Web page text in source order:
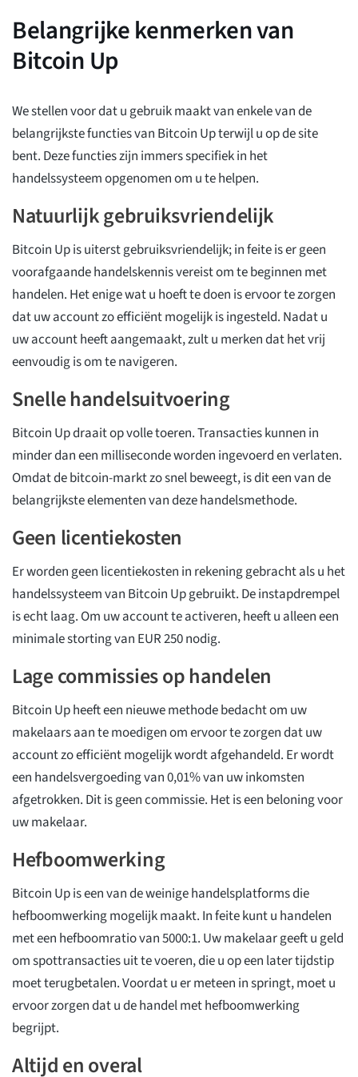
Belangrijke kenmerken van
Bitcoin Up
We stellen voor dat u gebruik maakt van enkele van de
belangrijkste functies van Bitcoin Up terwijl u op de site
bent. Deze functies zijn immers specifiek in het
handelssysteem opgenomen om u te helpen.
Natuurlijk gebruiksvriendelijk
Bitcoin Up is uiterst gebruiksvriendelijk; in feite is er geen
voorafgaande handelskennis vereist om te beginnen met
handelen. Het enige wat u hoeft te doen is ervoor te zorgen
dat uw account zo efficiënt mogelijk is ingesteld. Nadat u
uw account heeft aangemaakt, zult u merken dat het vrij
eenvoudig is om te navigeren.
Snelle handelsuitvoering
Bitcoin Up draait op volle toeren. Transacties kunnen in
minder dan een milliseconde worden ingevoerd en verlaten.
Omdat de bitcoin-markt zo snel beweegt, is dit een van de
belangrijkste elementen van deze handelsmethode.
Geen licentiekosten
Er worden geen licentiekosten in rekening gebracht als u het
handelssysteem van Bitcoin Up gebruikt. De instapdrempel
is echt laag. Om uw account te activeren, heeft u alleen een
minimale storting van EUR 250 nodig.
Lage commissies op handelen
Bitcoin Up heeft een nieuwe methode bedacht om uw
makelaars aan te moedigen om ervoor te zorgen dat uw
account zo efficiënt mogelijk wordt afgehandeld. Er wordt
een handelsvergoeding van 0,01% van uw inkomsten
afgetrokken. Dit is geen commissie. Het is een beloning voor
uw makelaar.
Hefboomwerking
Bitcoin Up is een van de weinige handelsplatforms die
hefboomwerking mogelijk maakt. In feite kunt u handelen
met een hefboomratio van 5000:1. Uw makelaar geeft u geld
om spottransacties uit te voeren, die u op een later tijdstip
moet terugbetalen. Voordat u er meteen in springt, moet u
ervoor zorgen dat u de handel met hefboomwerking
begrijpt.
Altijd en overal